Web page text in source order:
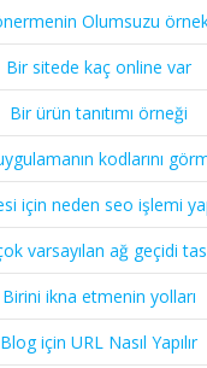
Olumsuzu
Bir sitede kaç online var
Bir ürün tanıtımı örneği
kodlarını
için neden seo işlemi
varsayılan ağ geçidi
Birini ikna etmenin yolları
Blog için URL Nasıl Yapılır